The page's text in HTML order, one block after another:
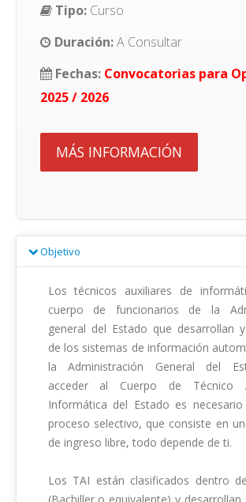
Tipo: Curso
Duración:A Consultar
Fechas: Convocatorias para
2025 / 2026
MÁS INFORMACIÓN
Objetivo
Los técnicos auxiliares de
cuerpo de funcionarios de la
general del Estado que desarrollan
de los sistemas de información
la Administración General del
acceder al Cuerpo de Técnico
Informática del Estado es
proceso selectivo, que consiste en
de ingreso libre, todo depende de ti.
Los TAI están clasificados dentro